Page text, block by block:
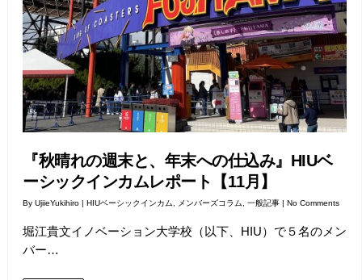
『秋晴れの週末と、年末への仕込み』HIUベ
ーシックインカムレポート【11月】
By UjiieYukihiro HIUベーシックインカム, メンバーズコラム, 一般記事 No Comments
堀江貴文イノベーション大学校（以下、HIU）で５名のメン
バー…